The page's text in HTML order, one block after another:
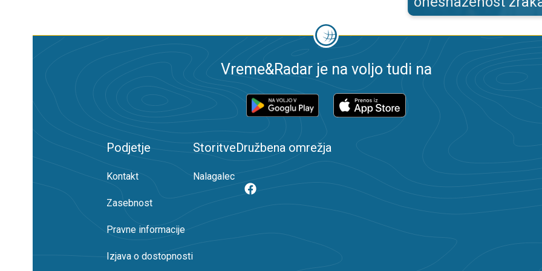
Vreme&Radar je na voljo tudi na
Podjetje
Kontakt
Zasebnost
Pravne informacije
Izjava o dostopnosti
Storitve
Nalagalec
Družbena omrežja